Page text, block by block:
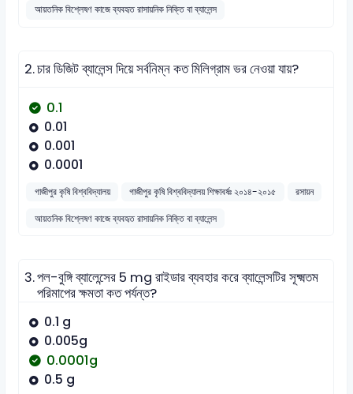
আয়তনিক বিশ্লেষণ কাজে ব্যবহৃত রাসায়নিক নিক্তি বা ব্যালেন্স
2.চার ডিজিট ব্যালেন্স দিয়ে সর্বনিম্ন কত মিলিগ্রাম ভর নেওয়া যায়?
0.1
0.01
0.001
0.0001
গাজীপুর কৃষি বিশ্ববিদ্যালয় গাজীপুর কৃষি বিশ্ববিদ্যালয় শিক্ষাবর্ষঃ ২০১৪-২০১৫
রসায়ন
আয়তনিক বিশ্লেষণ কাজে ব্যবহৃত রাসায়নিক নিক্তি বা ব্যালেন্স
3.পল-বুঙ্গি ব্যালেন্সের 5 mg রাইডার ব্যবহার করে ব্যালেন্সটির সূক্ষ্মতম
পরিমাপের ক্ষমতা কত পর্যন্ত?
0.1 g
0.005g
0.0001g
0.5 g